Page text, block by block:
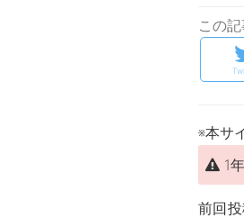
この
※本サ
1
前回投